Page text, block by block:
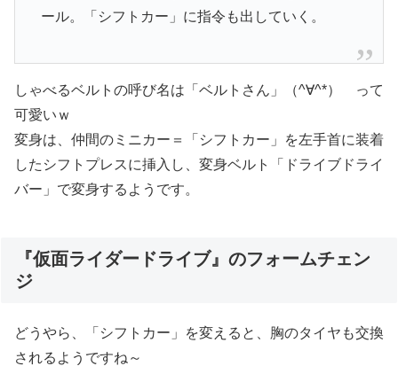
ール。「シフトカー」に指令も出していく。
しゃべるベルトの呼び名は「ベルトさん」（^∀^*） って
可愛いｗ
変身は、仲間のミニカー＝「シフトカー」を左手首に装着
したシフトプレスに挿入し、変身ベルト「ドライブドライ
バー」で変身するようです。
『仮面ライダードライブ』のフォームチェン
ジ
どうやら、「シフトカー」を変えると、胸のタイヤも交換
されるようですね～